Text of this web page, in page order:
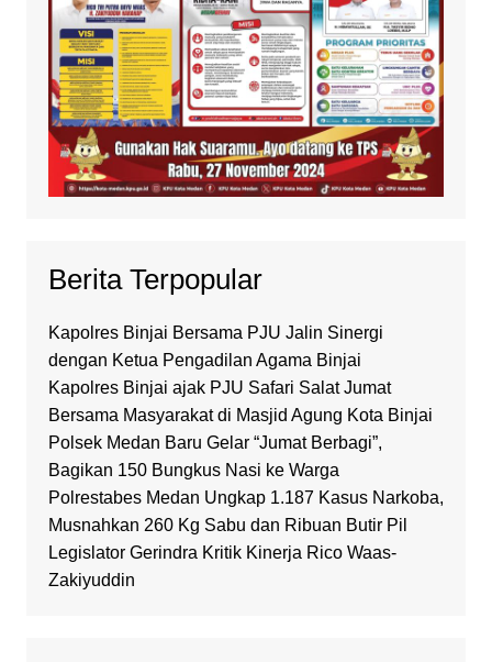
Berita Terpopular
Kapolres Binjai Bersama PJU Jalin Sinergi
dengan Ketua Pengadilan Agama Binjai
Kapolres Binjai ajak PJU Safari Salat Jumat
Bersama Masyarakat di Masjid Agung Kota Binjai
Polsek Medan Baru Gelar “Jumat Berbagi”,
Bagikan 150 Bungkus Nasi ke Warga
Polrestabes Medan Ungkap 1.187 Kasus Narkoba,
Musnahkan 260 Kg Sabu dan Ribuan Butir Pil
Legislator Gerindra Kritik Kinerja Rico Waas-
Zakiyuddin